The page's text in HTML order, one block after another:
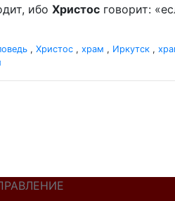
ибо Христос говорит:
, Христос , храм , Иркутск ,